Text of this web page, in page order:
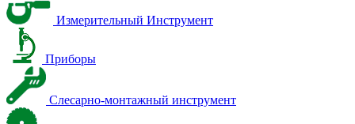
Измерительный Инструмент
Приборы
Слесарно-монтажный инструмент